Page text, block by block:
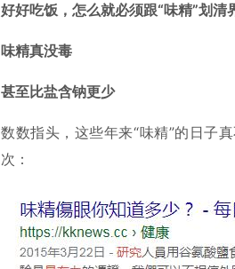
好好吃饭，怎么就必须跟“味精”划清
味精真没毒
甚至比盐含钠更少
数数指头，这些年来“味精”的日子
次：